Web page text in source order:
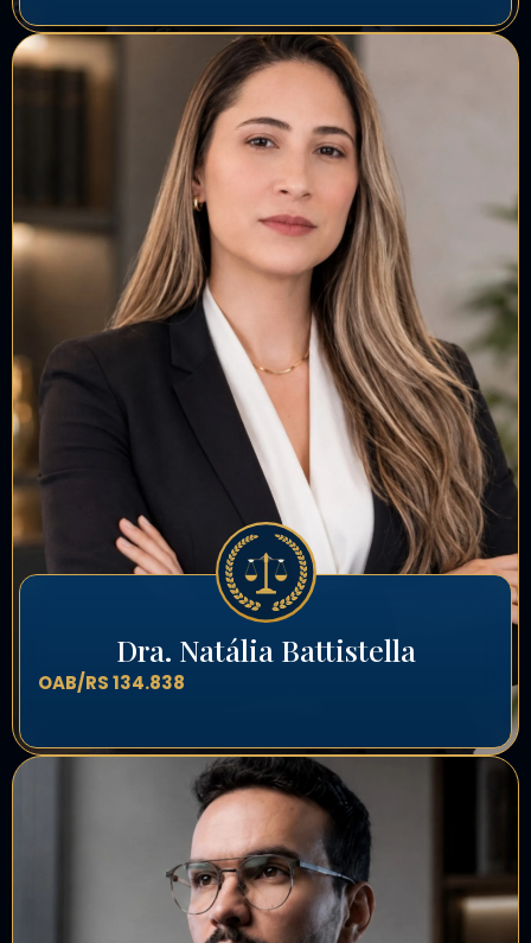
Dra. Natália Battistella
OAB/RS 134.838